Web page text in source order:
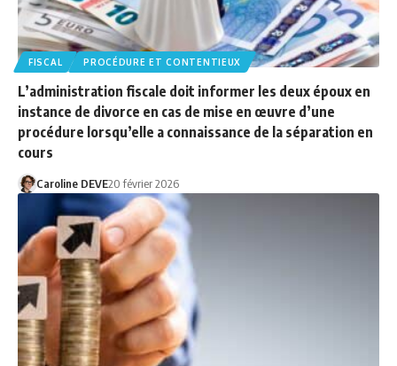
FISCAL PROCÉDURE ET CONTENTIEUX
L’administration fiscale doit informer les deux époux en
instance de divorce en cas de mise en œuvre d’une
procédure lorsqu’elle a connaissance de la séparation en
cours
Caroline DEVE20 février 2026